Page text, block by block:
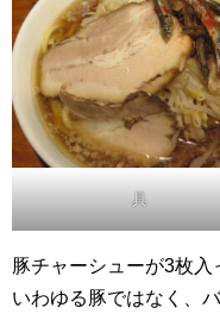
具
豚チャーシューが3枚入
いわゆる豚ではなく、